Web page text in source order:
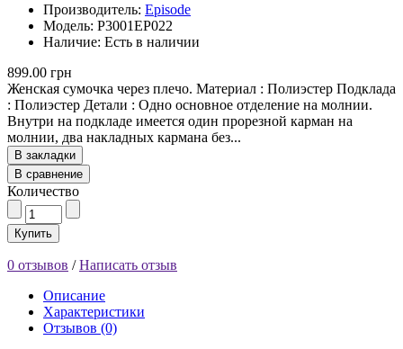
Производитель: Episode
Модель: P3001EP022
Наличие: Есть в наличии
899.00 грн
Женская сумочка через плечо. Материал : Полиэстер Подклада
: Полиэстер Детали : Одно основное отделение на молнии.
Внутри на подкладе имеется один прорезной карман на
молнии, два накладных кармана без...
В закладки
В сравнение
Количество
Купить
0 отзывов /Написать отзыв
Описание
Характеристики
Отзывов (0)